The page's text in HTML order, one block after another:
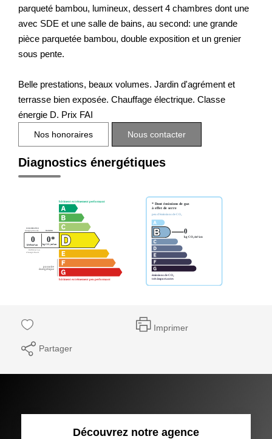
parqueté bambou, lumineux, dessert 4 chambres dont une
avec SDE et une salle de bains, au second: une grande
pièce parquetée bambou, double exposition et un grenier
sous pente.
Belle prestations, beaux volumes. Jardin d'agrément et
terrasse bien exposée. Chauffage électrique. Classe
énergie D. Prix FAI
Nos honoraires Nous contacter
Diagnostics énergétiques
Imprimer
Partager
Découvrez notre agence